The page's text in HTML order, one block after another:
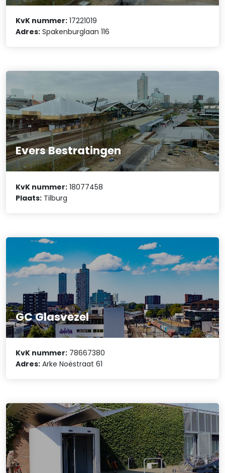
KvK nummer: 17221019
Adres: Spakenburglaan 116
Evers Bestratingen
KvK nummer: 18077458
Plaats: Tilburg
GC Glasvezel
KvK nummer: 78667380
Adres: Arke Noëstraat 61